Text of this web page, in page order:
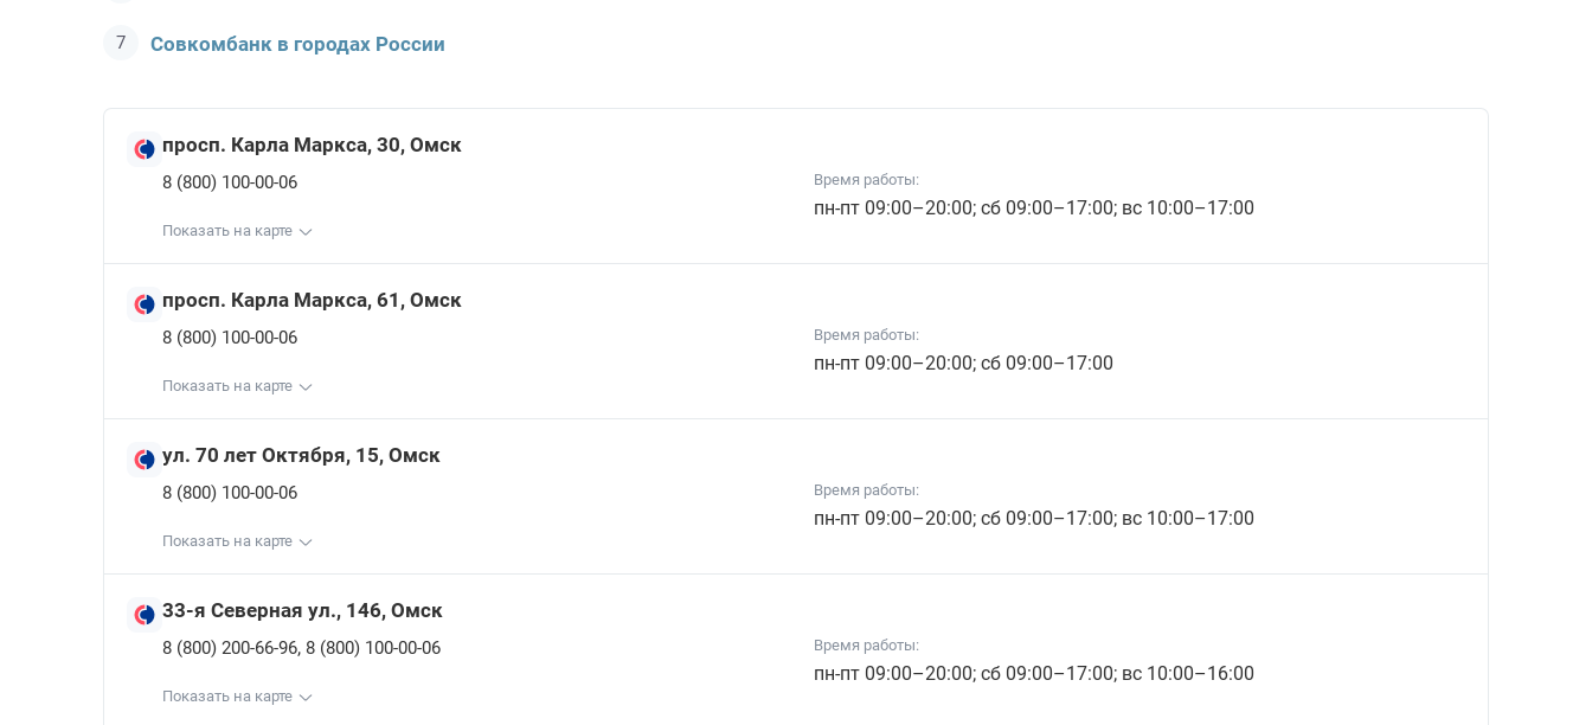
Совкомбанк в городах России
просп. Карла Маркса, 30, Омск
8 (800) 100-00-06 Время работы:
пн-пт 09:00–20:00; сб 09:00–17:00; вс 10:00–17:00
Показать на карте
просп. Карла Маркса, 61, Омск
8 (800) 100-00-06 Время работы:
пн-пт 09:00–20:00; сб 09:00–17:00
Показать на карте
ул. 70 лет Октября, 15, Омск
8 (800) 100-00-06 Время работы:
пн-пт 09:00–20:00; сб 09:00–17:00; вс 10:00–17:00
Показать на карте
33-я Северная ул., 146, Омск
8 (800) 200-66-96, 8 (800) 100-00-06 Время работы:
пн-пт 09:00–20:00; сб 09:00–17:00; вс 10:00–16:00
Показать на карте